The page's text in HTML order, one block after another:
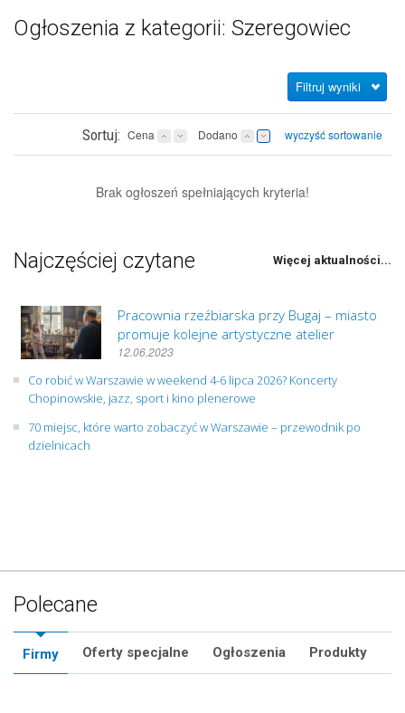
Ogłoszenia z kategorii: Szeregowiec
Filtruj wyniki
Sortuj: Cena Dodano wyczyść sortowanie
Brak ogłoszeń spełniających kryteria!
Najczęściej czytane Więcej aktualności...
Pracownia rzeźbiarska przy Bugaj – miasto
promuje kolejne artystyczne atelier
12.06.2023
Co robić w Warszawie w weekend 4-6 lipca 2026? Koncerty
Chopinowskie, jazz, sport i kino plenerowe
70 miejsc, które warto zobaczyć w Warszawie – przewodnik po
dzielnicach
Polecane
Firmy Oferty specjalne Ogłoszenia Produkty